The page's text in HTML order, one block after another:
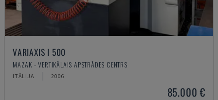
VARIAXIS I 500
MAZAK - VERTIKĀLAIS APSTRĀDES CENTRS
ITĀLIJA 2006
85.000 €